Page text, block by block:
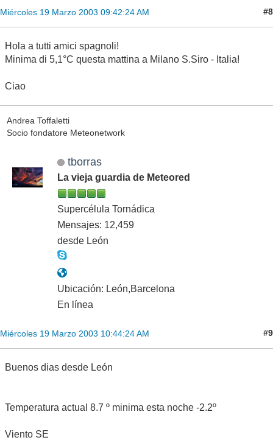
Miércoles 19 Marzo 2003 09:42:24 AM #8
Hola a tutti amici spagnoli!
Minima di 5,1°C questa mattina a Milano S.Siro - Italia!
Ciao
Andrea Toffaletti
Socio fondatore Meteonetwork
tborras
La vieja guardia de Meteored
Supercélula Tornádica
Mensajes: 12,459
desde León
Ubicación: León,Barcelona
En línea
Miércoles 19 Marzo 2003 10:44:24 AM #9
Buenos dias desde León
Temperatura actual 8.7 º minima esta noche -2.2º
Viento SE